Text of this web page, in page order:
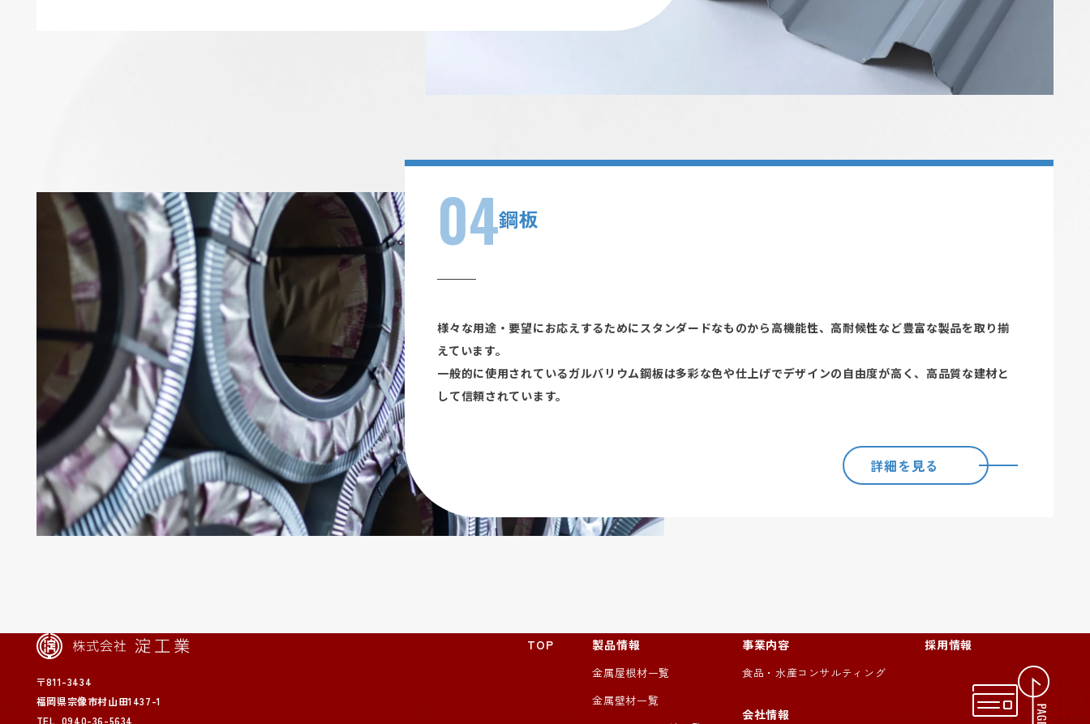
04鋼板
様々な用途・要望にお応えするためにスタンダードなものから高機能性、高耐候性など豊富な製品を取り揃
えています。
一般的に使用されているガルバリウム鋼板は多彩な色や仕上げでデザインの自由度が高く、高品質な建材と
して信頼されています。
詳細を見る
〒811-3434
福岡県宗像市村山田1437-1
TEL. 0940-36-5634
TOP 製品情報
金属屋根材一覧
金属壁材一覧
事業内容
食品・水産コンサルティング
会社情報
採用情報